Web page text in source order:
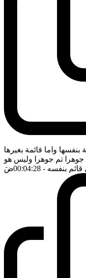
واما قائمة بغيرها
تم جوهرا وليس هو
قائم بنفسه - 00:04:28 ضَ